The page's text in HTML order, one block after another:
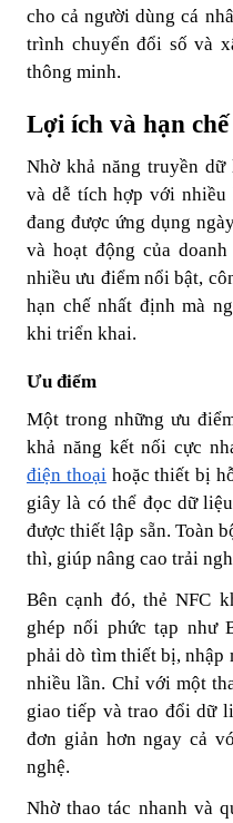
cho cả người dùng cá
trình chuyển đổi số và
thông minh.
Lợi ích và hạn
Nhờ khả năng truyền
và dễ tích hợp với nhiều
đang được ứng dụng
và hoạt động của
nhiều ưu điểm nổi bật,
hạn chế nhất định mà
khi triển khai.
Ưu điểm
Một trong những ưu
khả năng kết nối cực
điện thoại hoặc thiết bị
giây là có thể đọc dữ
được thiết lập sẵn. Toàn
thì, giúp nâng cao trải
Bên cạnh đó, thẻ NFC
ghép nối phức tạp như
phải dò tìm thiết bị, nhập
nhiều lần. Chỉ với một
giao tiếp và trao đổi dữ
đơn giản hơn ngay cả
nghệ.
Nhờ thao tác nhanh và